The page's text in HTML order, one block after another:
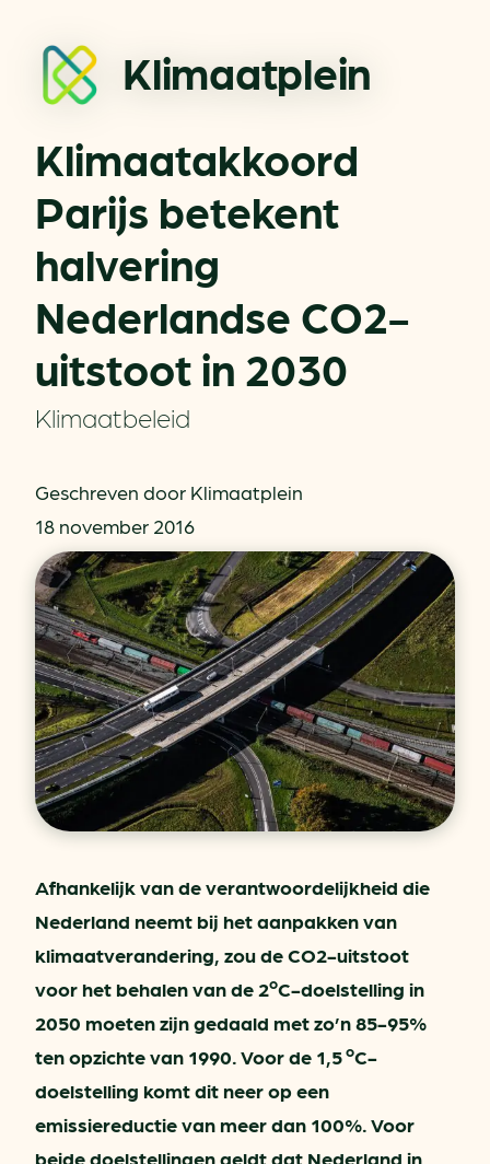
Klimaatplein
Klimaatakkoord
Parijs betekent
halvering
Nederlandse CO2-
uitstoot in 2030
Klimaatbeleid
Geschreven door Klimaatplein
18 november 2016
Afhankelijk van de verantwoordelijkheid die
Nederland neemt bij het aanpakken van
klimaatverandering, zou de CO2-uitstoot
voor het behalen van de 2oC-doelstelling in
2050 moeten zijn gedaald met zo’n 85-95%
ten opzichte van 1990. Voor de 1,5oC-
doelstelling komt dit neer op een
emissiereductie van meer dan 100%. Voor
beide doelstellingen geldt dat Nederland in